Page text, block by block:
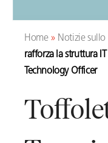
Home» Notizie sullo
rafforza la struttura
Technology Officer